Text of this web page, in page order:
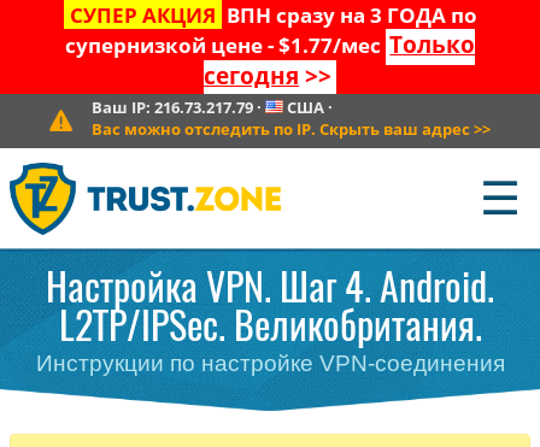
СУПЕР АКЦИЯ ВПН сразу на 3 ГОДА по
супернизкой цене - $1.77/мес Только
сегодня >>
Ваш IP: 216.73.217.79· США·
Вас можно отследить по IP. Скрыть ваш адрес >>
☰
Настройка VPN. Шаг 4. Android.
L2TP/IPSec. Великобритания.
Инструкции по настройке VPN-соединения